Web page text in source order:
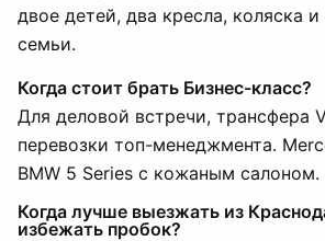
двое детей, два кресла, коляска
семьи.
Когда стоит брать Бизнес-класс?
Для деловой встречи, трансфера
перевозки топ-менеджмента.
BMW 5 Series с кожаным салоном.
Когда лучше выезжать из
избежать пробок?